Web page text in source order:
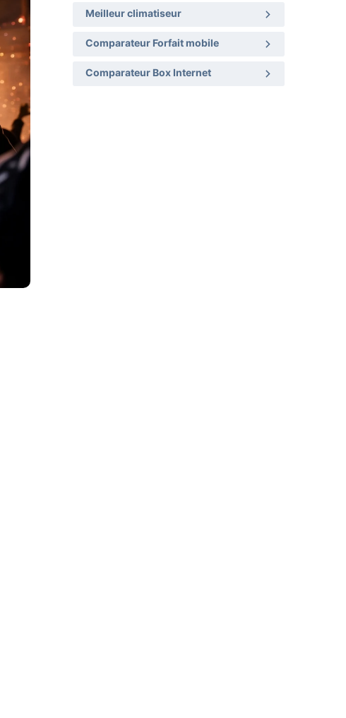
Meilleur climatiseur
Comparateur Forfait mobile
Comparateur Box Internet